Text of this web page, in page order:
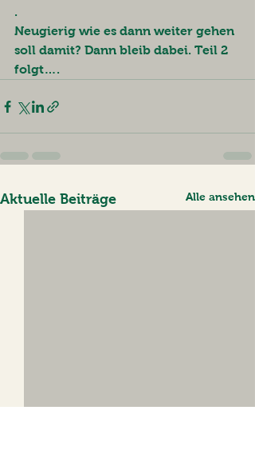
.
Neugierig wie es dann weiter gehen
soll damit? Dann bleib dabei. Teil 2
folgt….
Aktuelle Beiträge Alle ansehen